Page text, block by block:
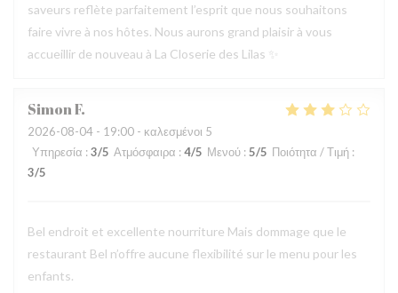
saveurs reflète parfaitement l’esprit que nous souhaitons
faire vivre à nos hôtes. Nous aurons grand plaisir à vous
accueillir de nouveau à La Closerie des Lilas ✨
SimonF
2026-08-04 - 19:00 - καλεσμένοι 5
Υπηρεσία : 3/5 Ατμόσφαιρα : 4/5 Μενού : 5/5 Ποιότητα / Τιμή :
3/5
Bel endroit et excellente nourriture Mais dommage que le
restaurant Bel n’offre aucune flexibilité sur le menu pour les
enfants.